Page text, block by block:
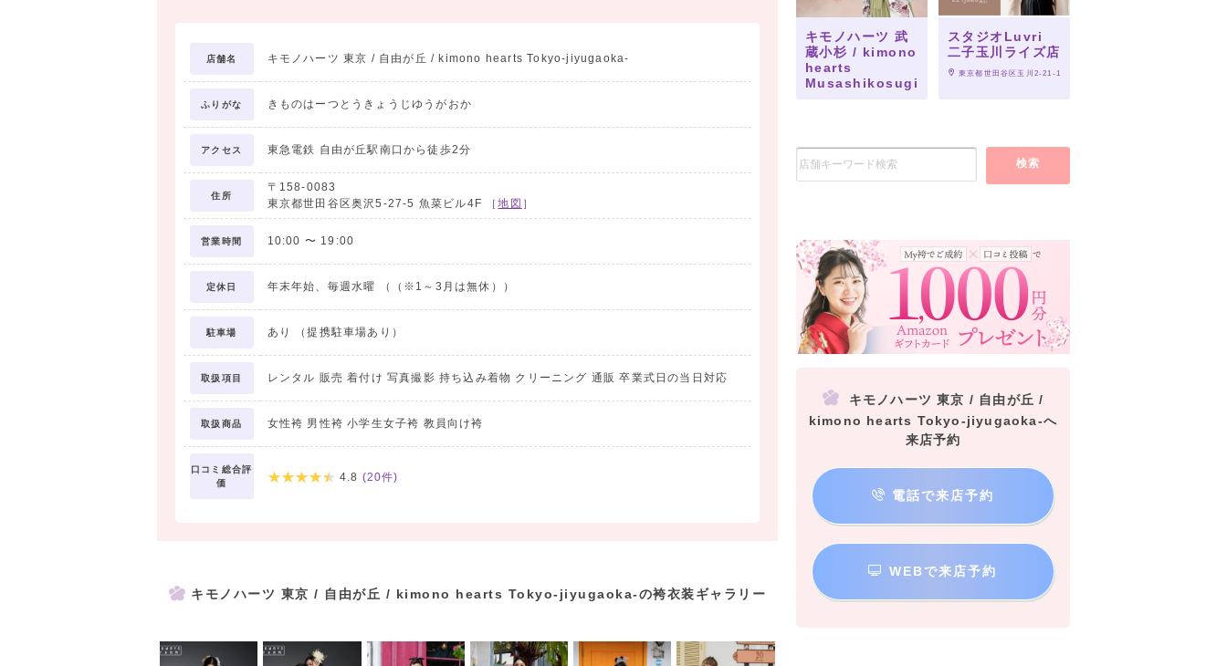
キモノハーツなら、レトロな振袖や二尺袖にピッタリの袴を、色柄豊富に取り揃えております。
トータルコーディネートも、キモノハーツにお任せください！
店舗名 キモノハーツ 東京 / 自由が丘 / kimono hearts Tokyo-jiyugaoka-
ふりがな きものはーつとうきょうじゆうがおか
アクセス 東急電鉄 自由が丘駅南口から徒歩2分
住所
〒158-0083
東京都世田谷区奥沢5-27-5 魚菜ビル4F
［地図 ］
営業時間 10:00 〜 19:00
定休日 年末年始、毎週水曜 （（※1～3月は無休））
駐車場 あり （提携駐車場あり）
取扱項目 レンタル 販売 着付け 写真撮影 持ち込み着物 クリーニング 通販 卒業式日の当日対応
取扱商品 女性袴 男性袴 小学生女子袴 教員向け袴
口コミ総合評
価
4.8 (20件)
キモノハーツ 東京 / 自由が丘 / kimono hearts Tokyo-jiyugaoka-の袴衣装ギャラリー
キモノハーツ 武
蔵小杉 / kimono
hearts
Musashikosugi
スタジオLuvri
二子玉川ライズ店
東京都世田谷区玉川2-21-1
検索
キモノハーツ 東京 / 自由が丘 /
kimono hearts Tokyo-jiyugaoka-へ
来店予約
電話で来店予約
WEBで来店予約